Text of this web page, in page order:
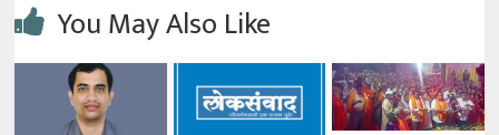
You May Also Like